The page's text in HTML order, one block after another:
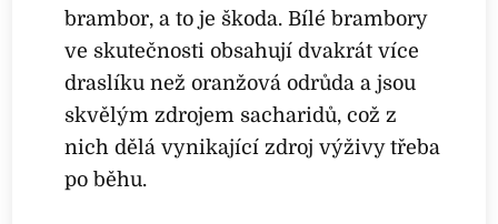
brambor, a to je škoda. Bílé brambory
ve skutečnosti obsahují dvakrát více
draslíku než oranžová odrůda a jsou
skvělým zdrojem sacharidů, což z
nich dělá vynikající zdroj výživy třeba
po běhu.